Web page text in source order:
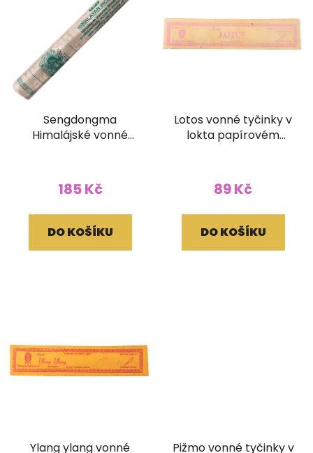
Sengdongma
Himalájské vonné
185 Kč
DO KOŠÍKU
Lotos vonné tyčinky v
lokta papírovém
89 Kč
DO KOŠÍKU
Ylang ylang vonné
Pižmo vonné tyčinky v